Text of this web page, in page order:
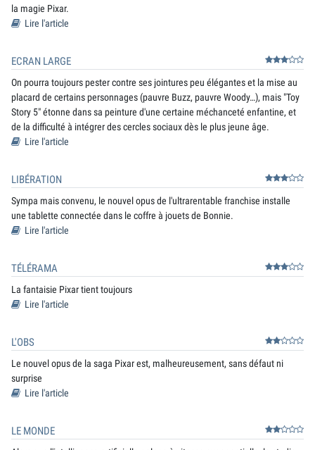
la magie Pixar.
Lire l'article
ECRAN LARGE
On pourra toujours pester contre ses jointures peu élégantes et la mise au
placard de certains personnages (pauvre Buzz, pauvre Woody…), mais "Toy
Story 5" étonne dans sa peinture d'une certaine méchanceté enfantine, et
de la difficulté à intégrer des cercles sociaux dès le plus jeune âge.
Lire l'article
LIBÉRATION
Sympa mais convenu, le nouvel opus de l'ultrarentable franchise installe
une tablette connectée dans le coffre à jouets de Bonnie.
Lire l'article
TÉLÉRAMA
La fantaisie Pixar tient toujours
Lire l'article
L'OBS
Le nouvel opus de la saga Pixar est, malheureusement, sans défaut ni
surprise
Lire l'article
LE MONDE